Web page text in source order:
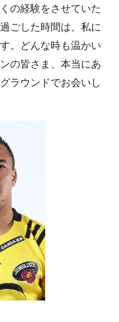
の経験をさせていた
ごした時間は、私に
。どんな時も温かい
の皆さま、本当にあ
ラウンドでお会いし